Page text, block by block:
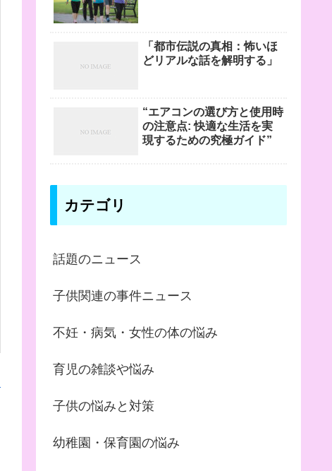
「都市伝説の真相：怖いほ
どリアルな話を解明する」
“エアコンの選び方と使用時
の注意点: 快適な生活を実
現するための究極ガイド”
カテゴリ
話題のニュース
子供関連の事件ニュース
不妊・病気・女性の体の悩み
育児の雑談や悩み
子供の悩みと対策
幼稚園・保育園の悩み